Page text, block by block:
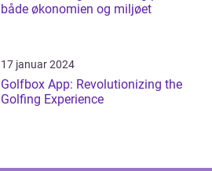
både økonomien og miljøet
17 januar 2024
Golfbox App: Revolutionizing the
Golfing Experience